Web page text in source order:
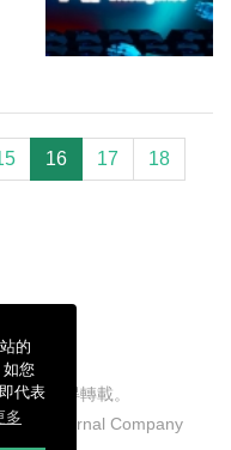
的
您
代表
多
16 17 18
有，不得轉載。
Journal Company